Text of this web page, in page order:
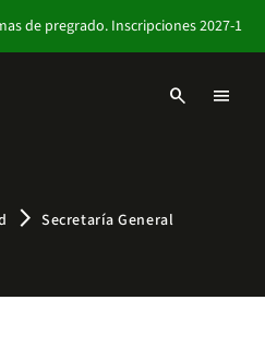
de pregrado. Inscripciones 2027-1
search menu
arrow_forward_ios Secretaría General